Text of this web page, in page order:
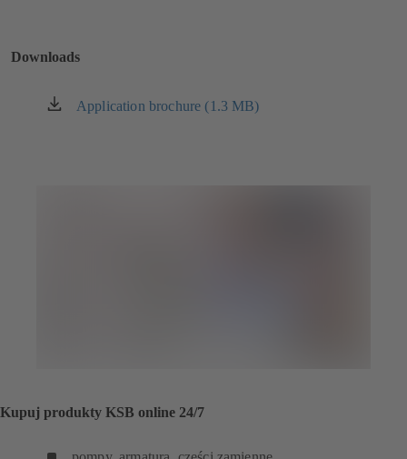
Downloads
Application brochure (1.3 MB)
(otwiera
Kupuj produkty KSB online 24/7